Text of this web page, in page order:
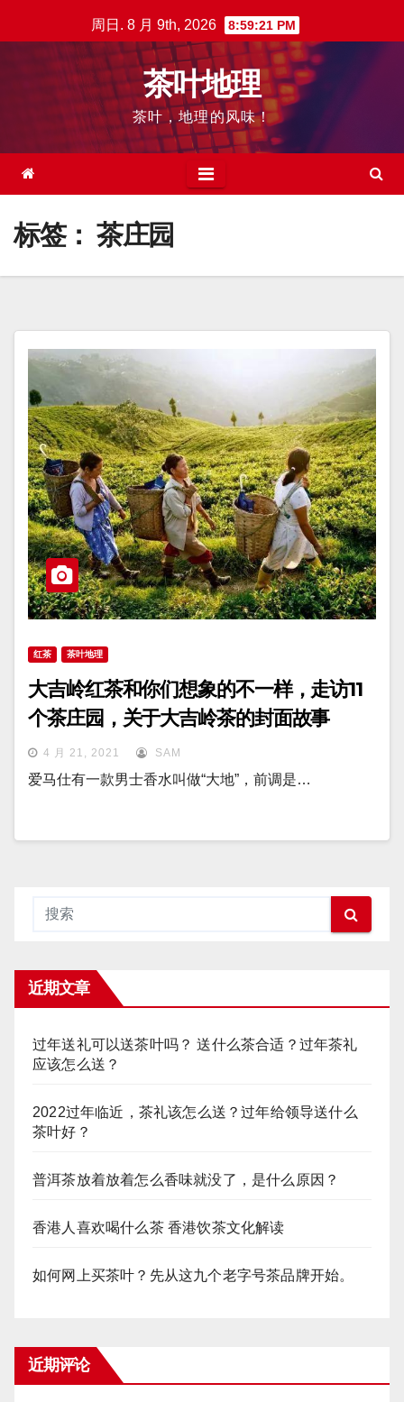
至
周日. 8 月 9th, 2026 8:59:22 PM
茶叶地理
茶叶，地理的风味！
标签： 茶庄园
红茶 茶叶地理
大吉岭红茶和你们想象的不一样，走访11
个茶庄园，关于大吉岭茶的封面故事
4 月 21, 2021 SAM
爱马仕有一款男士香水叫做“大地”，前调是…
近期文章
过年送礼可以送茶叶吗？ 送什么茶合适？过年茶礼
应该怎么送？
2022过年临近，茶礼该怎么送？过年给领导送什么
茶叶好？
普洱茶放着放着怎么香味就没了，是什么原因？
香港人喜欢喝什么茶 香港饮茶文化解读
如何网上买茶叶？先从这九个老字号茶品牌开始。
近期评论